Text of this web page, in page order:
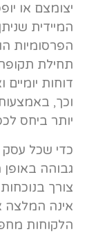
יצומצם או
המיידית
הפרסומיות
תחילת
דוחות
וכך,
יותר ביחס
כדי שכל עסק
גבוהה
צורך
אינה המלצה
הלקוחות